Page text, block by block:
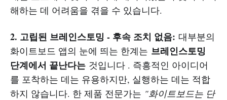
해하는 데 어려움을 겪을 수 있습니다.
2. 고립된 브레인스토밍 - 후속 조치 없음: 대부분의
화이트보드 앱의 눈에 띄는 한계는 브레인스토밍
단계에서 끝난다는 것입니다 . 즉흥적인 아이디어
를 포착하는 데는 유용하지만, 실행하는 데는 적합
하지 않습니다. 한 제품 전문가는 "화이트보드는 단